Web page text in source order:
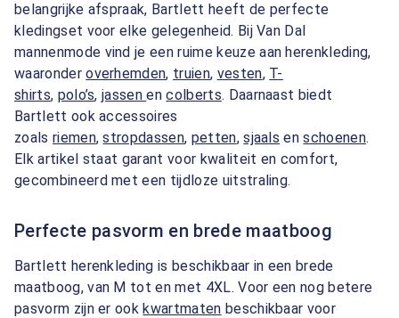
belangrijke afspraak, Bartlett heeft de perfecte
kledingset voor elke gelegenheid. Bij Van Dal
mannenmode vind je een ruime keuze aan herenkleding,
waaronderoverhemden, truien, vesten, T-
shirts, polo’s,jassenencolberts. Daarnaast biedt
Bartlett ook accessoires
zoals riemen,stropdassen, petten,sjaals enschoenen.
Elk artikel staat garant voor kwaliteit en comfort,
gecombineerd met een tijdloze uitstraling.
Perfecte pasvorm en brede maatboog
Bartlett herenkleding is beschikbaar in een brede
maatboog, van M tot en met 4XL. Voor een nog betere
pasvorm zijn er ookkwartmaten beschikbaar voor